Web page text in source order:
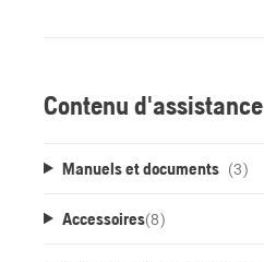
Contenu d'assistance
Manuels et documents (3)
Accessoires(8)